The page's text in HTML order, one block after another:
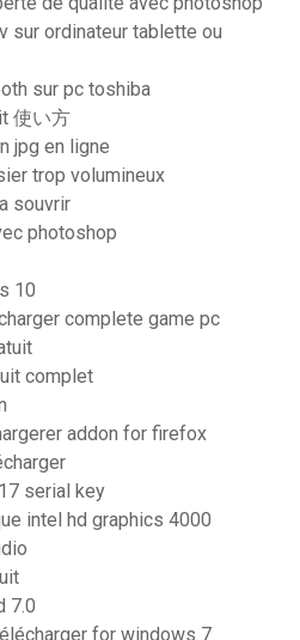
sur ordinateur tablette ou
sur pc toshiba
使い方
jpg en ligne
trop volumineux
souvrir
photoshop
10
complete game pc
complet
addon for firefox
serial key
intel hd graphics 4000
7.0
for windows 7